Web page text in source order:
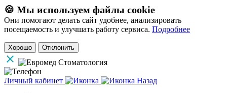
🍪 Мы используем файлы cookie
Они помогают делать сайт удобнее, анализировать
посещаемость и улучшать работу сервиса. Подробнее
Хорошо Отклонить
Личный кабинет
Назад